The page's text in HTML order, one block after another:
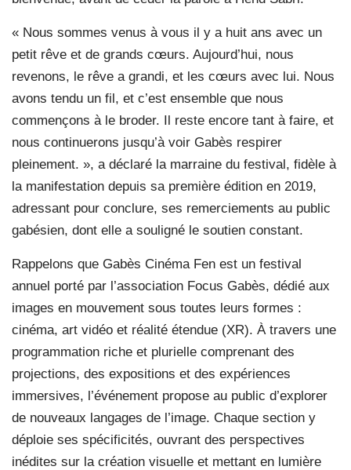
« Nous sommes venus à vous il y a huit ans avec un
petit rêve et de grands cœurs. Aujourd’hui, nous
revenons, le rêve a grandi, et les cœurs avec lui. Nous
avons tendu un fil, et c’est ensemble que nous
commençons à le broder. Il reste encore tant à faire, et
nous continuerons jusqu’à voir Gabès respirer
pleinement. », a déclaré la marraine du festival, fidèle à
la manifestation depuis sa première édition en 2019,
adressant pour conclure, ses remerciements au public
gabésien, dont elle a souligné le soutien constant.
Rappelons que Gabès Cinéma Fen est un festival
annuel porté par l’association Focus Gabès, dédié aux
images en mouvement sous toutes leurs formes :
cinéma, art vidéo et réalité étendue (XR). À travers une
programmation riche et plurielle comprenant des
projections, des expositions et des expériences
immersives, l’événement propose au public d’explorer
de nouveaux langages de l’image. Chaque section y
déploie ses spécificités, ouvrant des perspectives
inédites sur la création visuelle et mettant en lumière